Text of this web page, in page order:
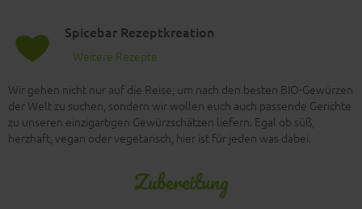
Spicebar Rezeptkreation
Weitere Rezepte
Wir gehen nicht nur auf die Reise, um nach den besten BIO-Gewürzen
der Welt zu suchen, sondern wir wollen euch auch passende Gerichte
zu unseren einzigartigen Gewürzschätzen liefern. Egal ob süß,
herzhaft, vegan oder vegetarisch, hier ist für jeden was dabei.
Zubereitung